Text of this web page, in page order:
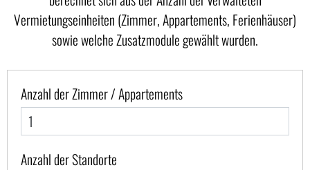
Vermietungseinheiten (Zimmer, Appartements, Ferienhäuser)
sowie welche Zusatzmodule gewählt wurden.
Leave
this
field
blank
Freeform
Check
Anzahl der Zimmer / Appartements
Anzahl der Standorte